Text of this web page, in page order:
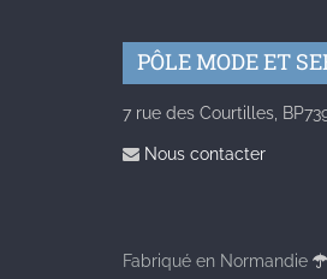
PÔLE MODE ET
7 rue des Courtilles,
Nous contacter
Fabriqué en Normandie